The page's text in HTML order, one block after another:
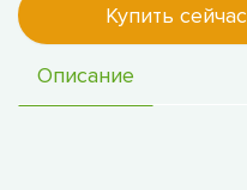
Купить сейчас
Описание